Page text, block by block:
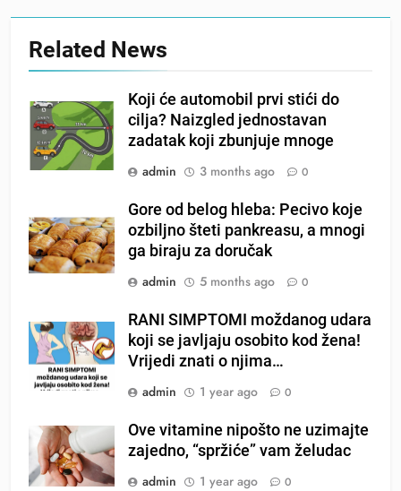
Related News
Koji će automobil prvi stići do
cilja? Naizgled jednostavan
zadatak koji zbunjuje mnoge
admin
3 months ago 0
Gore od belog hleba: Pecivo koje
ozbiljno šteti pankreasu, a mnogi
ga biraju za doručak
admin
5 months ago 0
RANI SIMPTOMI moždanog udara
koji se javljaju osobito kod žena!
Vrijedi znati o njima…
admin
1 year ago 0
Ove vitamine nipošto ne uzimajte
zajedno, “spržiće” vam želudac
admin
1 year ago 0